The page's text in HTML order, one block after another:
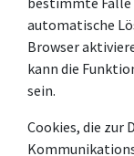
automatische
Browser
kann die
sein.
Cookies, die zur